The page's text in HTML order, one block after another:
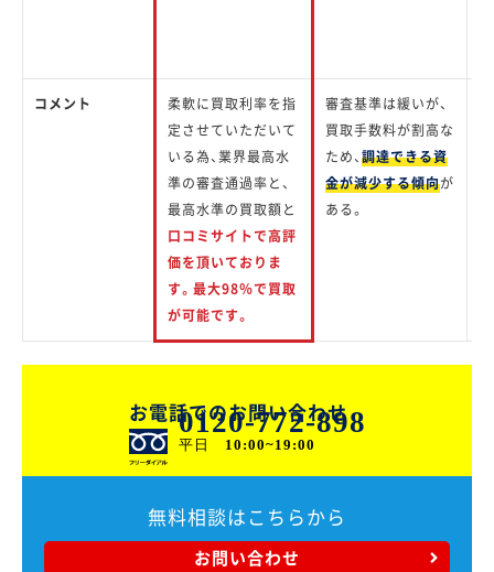
コメント
柔軟に買取利率を指
定させていただいて
いる為、業界最高水
準の審査通過率と、
最高水準の買取額と
口コミサイトで高評
価を頂いておりま
す。最大98％で買取
が可能です。
審査基準は緩いが、
買取手数料が割高な
ため、調達できる資
金が減少する傾向が
ある。
お電話でのお問い合わせ
0120-772-898
平日 10:00~19:00
無料相談はこちらから
お問い合わせ